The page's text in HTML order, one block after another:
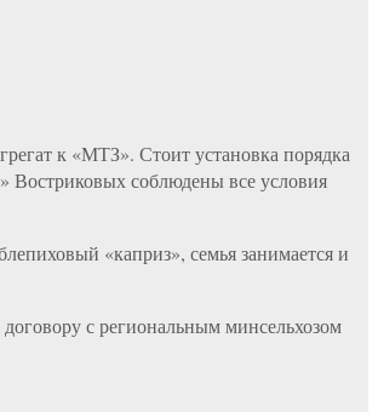
к «МТЗ». Стоит установка порядка
Востриковых соблюдены все условия
«каприз», семья занимается и
с региональным минсельхозом